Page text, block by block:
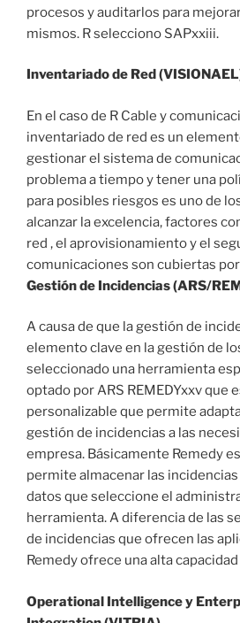
procesos y auditarlos para
mismos. R selecciono SAPxxiii.
Inventariado de Red
En el caso de R Cable y
inventariado de red es un
gestionar el sistema de
problema a tiempo y tener una
para posibles riesgos es uno de
alcanzar la excelencia, factores
red , el aprovisionamiento y el
comunicaciones son cubiertas
Gestión de Incidencias (ARS/
A causa de que la gestión de
elemento clave en la gestión de
seleccionado una herramienta
optado por ARS REMEDYxxv que
personalizable que permite
gestión de incidencias a las
empresa. Básicamente Remedy
permite almacenar las incidencias
datos que seleccione el
herramienta. A diferencia de las
de incidencias que ofrecen las
Remedy ofrece una alta
Operational Intelligence y